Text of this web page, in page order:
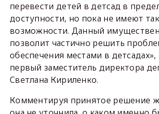
перевести детей в детсад в
доступности, но пока не имеют
возможности. Данный
позволит частично решить
обеспечения местами в детсадах»,
первый заместитель директора
Светлана Кириленко.
Комментируя принятое решение